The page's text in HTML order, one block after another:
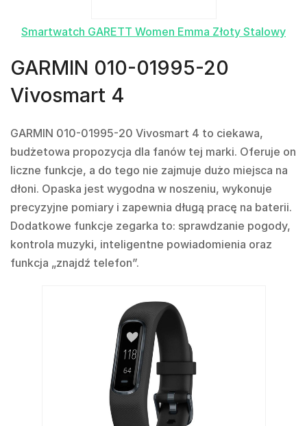
Smartwatch GARETT Women Emma Złoty Stalowy
GARMIN 010-01995-20
Vivosmart 4
GARMIN 010-01995-20 Vivosmart 4 to ciekawa,
budżetowa propozycja dla fanów tej marki. Oferuje on
liczne funkcje, a do tego nie zajmuje dużo miejsca na
dłoni. Opaska jest wygodna w noszeniu, wykonuje
precyzyjne pomiary i zapewnia długą pracę na baterii.
Dodatkowe funkcje zegarka to: sprawdzanie pogody,
kontrola muzyki, inteligentne powiadomienia oraz
funkcja „znajdź telefon”.